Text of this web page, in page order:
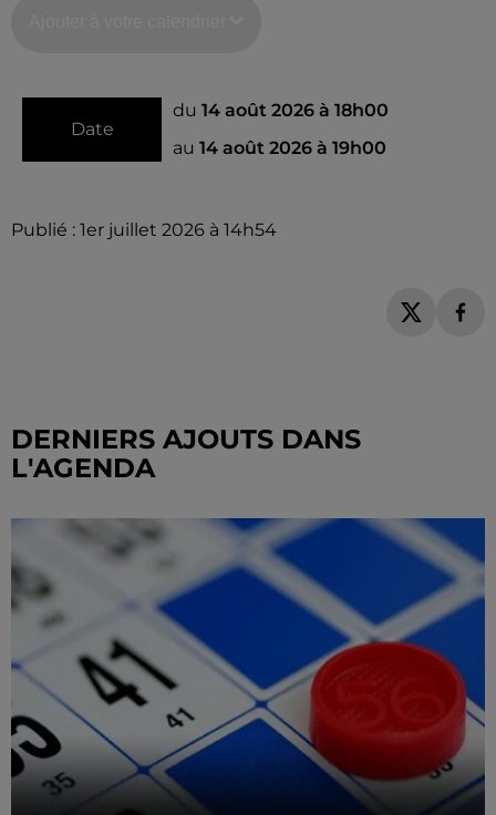
Date
du 14 août 2026 à 18h00
au 14 août 2026 à 19h00
Publié : 1er juillet 2026 à 14h54
DERNIERS AJOUTS DANS
L'AGENDA